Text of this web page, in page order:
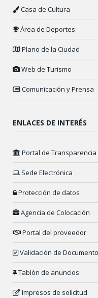
Casa de Cultura
Área de Deportes
Plano de la Ciudad
Web de Turismo
Comunicación y Prensa
ENLACES DE INTERÉS
Portal de Transparencia
Sede Electrónica
Protección de datos
Agencia de Colocación
Portal del proveedor
Validación de
Tablón de anuncios
Impresos de solicitud